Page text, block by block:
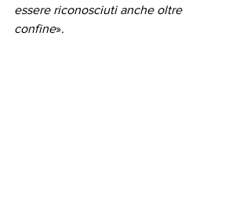
essere riconosciuti anche oltre
confine».